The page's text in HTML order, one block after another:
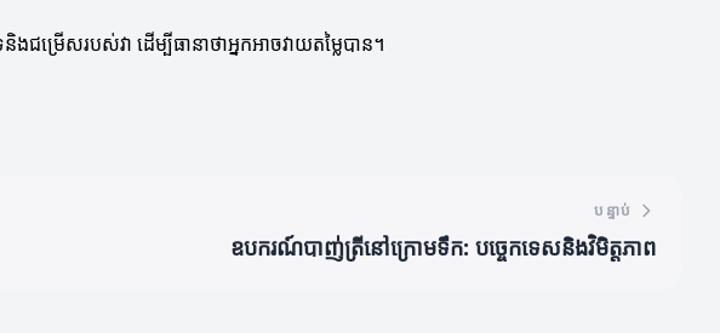
រើសរបស់វា ដើម្បីធានាថាអ្នកអាចវាយតម្លៃបាន។
បន្ទាប់
ឧបករណ៍បាញ់ត្រីនៅក្រោមទឹក: បច្ចេកទេសនិងវិមិត្តភាព